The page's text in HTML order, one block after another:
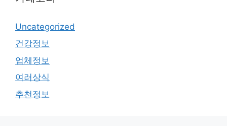
Uncategorized
건강정보
업체정보
여러상식
추천정보